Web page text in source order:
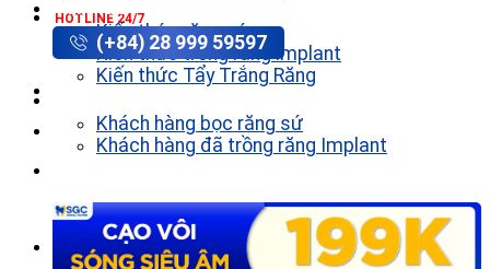
HOTLINE 24/7
(+84) 28 999 59597
Kiến thức răng sứ
Kiến thức trồng răng implant
Kiến thức Tẩy Trắng Răng
Khách hàng bọc răng sứ
Khách hàng đã trồng răng Implant